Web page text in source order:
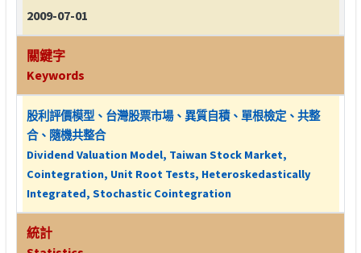
2009-07-01
關鍵字
Keywords
股利評價模型、台灣股票市場、異質自積、單根檢定、共整
合、隨機共整合
Dividend Valuation Model, Taiwan Stock Market,
Cointegration, Unit Root Tests, Heteroskedastically
Integrated, Stochastic Cointegration
統計